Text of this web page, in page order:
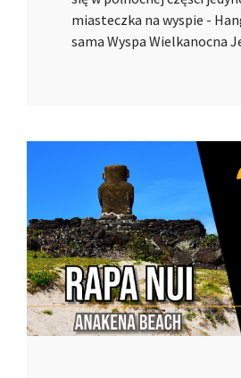
miasteczka na wyspie -
sama Wyspa Wielkanocna